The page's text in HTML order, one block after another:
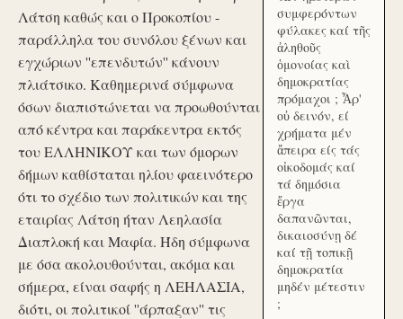
Λάτση καθώς και ο Προκοπίου -
παράλληλα του συνόλου ξένων και
εγχώριων ''επενδυτών'' κάνουν
πλιάτσικο. Καθημερινά σύμφωνα
όσων διαπιστώνεται να προωθούνται
από κέντρα και παράκεντρα εκτός
του ΕΛΛΗΝΙΚΟΥ και των όμορων
δήμων καθίσταται ηλίου φαεινότερο
ότι το σχέδιο των πολιτικών και της
εταιρίας Λάτση ήταν Λεηλασία
Διαπλοκή και Μαφία. Ήδη σύμφωνα
με όσα ακολουθούνται, ακόμα και
σήμερα, είναι σαφής η ΛΕΗΛΑΣΙΑ,
διότι, οι πολιτικοί ''άρπαξαν'' τις
συμφερόντων
φύλακες καί τῆς
ἀληθοῦς
ὁμονοίας καὶ
δημοκρατίας
πρόμαχοι ; Ἆρ'
οὐ δεινόν, εί
χρήματα μέν
ἄπειρα είς τάς
οἰκοδομάς καί
τά δημόσια
ἔργα
δαπανῶνται,
δικαιοσύνῃ δέ
καί τῇ τοπικῇ
δημοκρατία
μηδέν μέτεστιν
;